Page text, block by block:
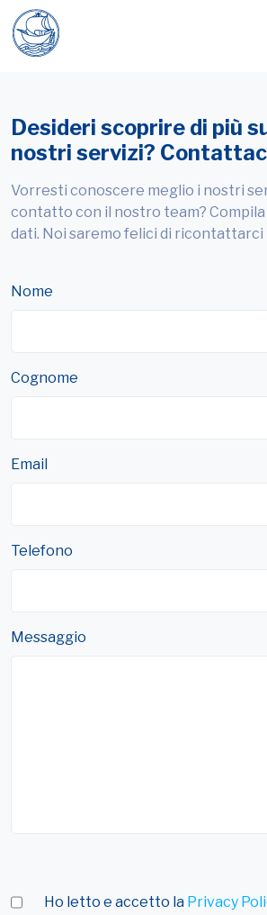
Desideri scoprire di più
nostri servizi?
Vorresti conoscere meglio i nostri
contatto con il nostro team?
dati. Noi saremo felici di ricontattarci
Nome
Cognome
Email
Telefono
Messaggio
Ho letto e accetto la Privacy